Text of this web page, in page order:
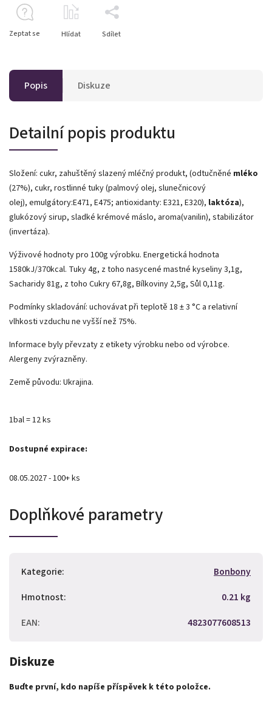
Zeptat se Hlídat Sdílet
Popis Diskuze
Detailní popis produktu
Složení: cukr, zahuštěný slazený mléčný produkt, (odtučněné mléko
(27%), cukr, rostlinné tuky (palmový olej, slunečnicový
olej), emulgátory:E471, E475; antioxidanty: E321, E320), laktóza),
glukózový sirup, sladké krémové máslo, aroma(vanilin), stabilizátor
(invertáza).
Výživové hodnoty pro 100g výrobku. Energetická hodnota
1580kJ/370kcal. Tuky 4g, z toho nasycené mastné kyseliny 3,1g,
Sacharidy 81g, z toho Cukry 67,8g, Bílkoviny 2,5g, Sůl 0,11g.
Podmínky skladování: uchovávat při teplotě 18 ± 3 °C a relativní
vlhkosti vzduchu ne vyšší než 75%.
Informace byly převzaty z etikety výrobku nebo od výrobce.
Alergeny zvýrazněny.
Země původu: Ukrajina.
1bal = 12 ks
Dostupné expirace:
08.05.2027 - 100+ ks
Doplňkové parametry
Kategorie:
Bonbony
Hmotnost:
0.21 kg
EAN: 4823077608513
Diskuze
Buďte první, kdo napíše příspěvek k této položce.